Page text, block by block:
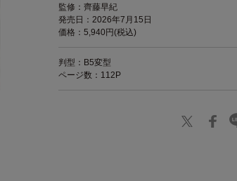
監修：齊藤早紀
発売日：2026年7月15日
価格：5,940円(税込)
判型：B5変型
ページ数：112P